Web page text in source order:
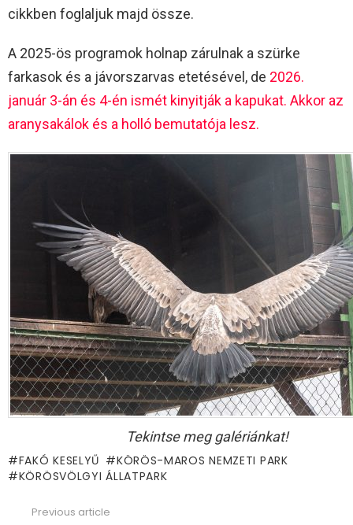
cikkben foglaljuk majd össze.
A 2025-ös programok holnap zárulnak a szürke
farkasok és a jávorszarvas etetésével, de 2026.
január 3-án és 4-én ismét kinyitják a kapukat. Akkor az
aranysakálok és a holló bemutatója lesz.
Tekintse meg galériánkat!
FAKÓ KESELYŰ
KÖRÖS-MAROS NEMZETI PARK
KÖRÖSVÖLGYI ÁLLATPARK
Previous article